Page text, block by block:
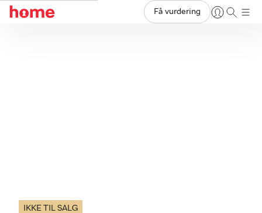
Få vurdering
IKKE TIL SALG